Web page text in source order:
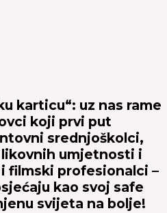
karticu“: uz nas rame
koji prvi put
srednjoškolci,
umjetnosti i
filmski profesionalci –
kao svoj safe
svijeta na bolje!